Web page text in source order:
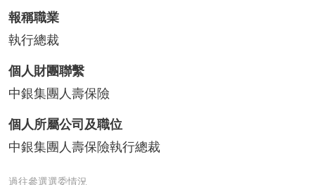
報稱職業
執行總裁
個人財團聯繫
中銀集團人壽保險
個人所屬公司及職位
中銀集團人壽保險執行總裁
過往參選選委情況